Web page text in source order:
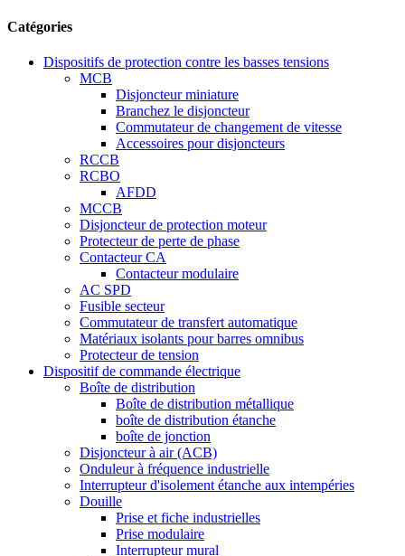
Catégories
Dispositifs de protection contre les basses tensions
MCB
Disjoncteur miniature
Branchez le disjoncteur
Commutateur de changement de vitesse
Accessoires pour disjoncteurs
RCCB
RCBO
AFDD
MCCB
Disjoncteur de protection moteur
Protecteur de perte de phase
Contacteur CA
Contacteur modulaire
AC SPD
Fusible secteur
Commutateur de transfert automatique
Matériaux isolants pour barres omnibus
Protecteur de tension
Dispositif de commande électrique
Boîte de distribution
Boîte de distribution métallique
boîte de distribution étanche
boîte de jonction
Disjoncteur à air (ACB)
Onduleur à fréquence industrielle
Interrupteur d'isolement étanche aux intempéries
Douille
Prise et fiche industrielles
Prise modulaire
Interrupteur mural